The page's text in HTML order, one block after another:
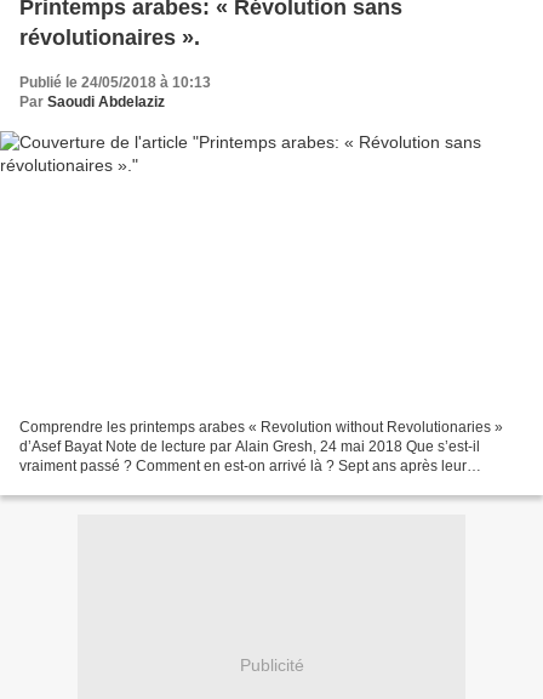
Printemps arabes: « Révolution sans
révolutionaires ».
Publié le 24/05/2018 à 10:13
Par Saoudi Abdelaziz
Comprendre les printemps arabes « Revolution without Revolutionaries »
d’Asef Bayat Note de lecture par Alain Gresh, 24 mai 2018 Que s’est-il
vraiment passé ? Comment en est-on arrivé là ? Sept ans après leur
Publicité